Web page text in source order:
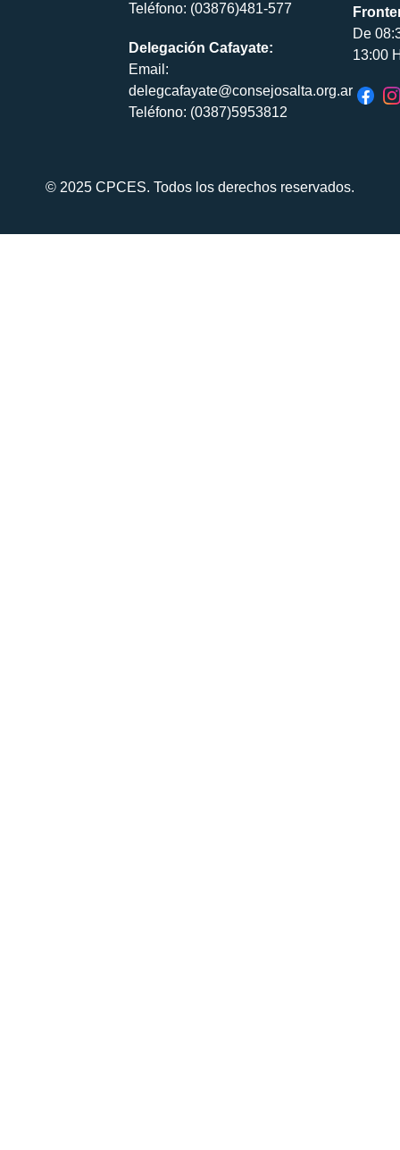
Teléfono: (03876)481-577
Delegación Cafayate:
Email:
delegcafayate@consejosalta.org.ar
Teléfono: (0387)5953812
De
13:00
© 2025 CPCES. Todos los derechos reservados.